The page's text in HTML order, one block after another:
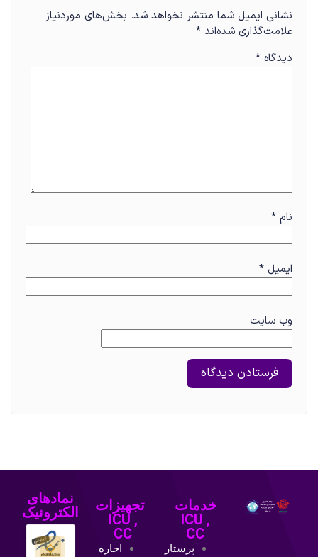
علامت‌گذاری شده‌اند*
ICU ,
CC
پرستار
ICU
ICU ,
CC
اجاره
تشک
الکترونیک